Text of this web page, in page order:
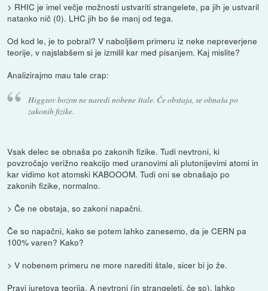
> RHIC je imel večje možnosti ustvariti strangelete, pa jih je ustvaril
natanko nič (0). LHC jih bo še manj od tega.
Od kod le, je to pobral? V naboljšem primeru iz neke nepreverjene
teorije, v najslabšem si je izmilil kar med pisanjem. Kaj mislite?
Analizirajmo mau tale crap:
Higgsov bozon ne naredi nobene štale. Če obstaja, se obnaša po
zakonih fizike.
Vsak delec se obnaša po zakonih fizike. Tudi nevtroni, ki
povzročajo verižno reakcijo med uranovimi ali plutonijevimi atomi in
kar vidimo kot atomski KABOOOM. Tudi oni se obnašajo po
zakonih fizike, normalno.
> Če ne obstaja, so zakoni napačni.
Če so napačni, kako se potem lahko zanesemo, da je CERN pa
100% varen? Kako?
> V nobenem primeru ne more narediti štale, sicer bi jo že.
Pravi juretova teorija. A nevtroni (in strangeleti, če so), lahko